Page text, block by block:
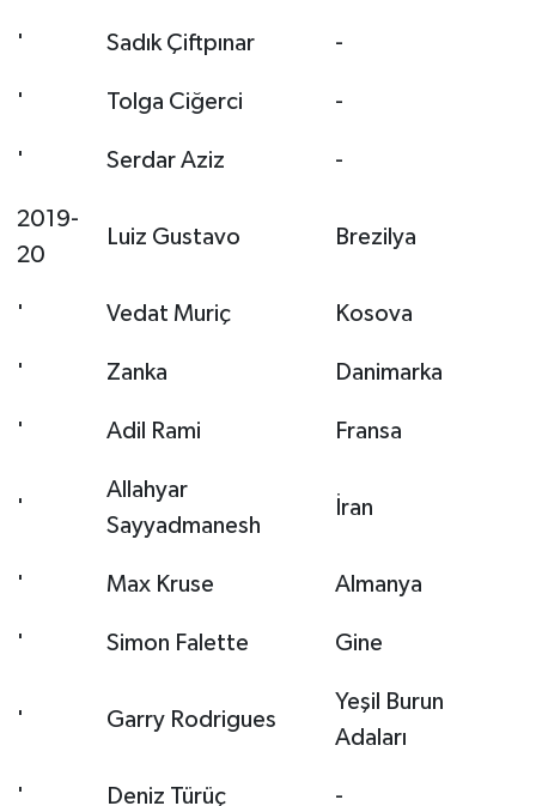
' Sadık Çiftpınar -
' Tolga Ciğerci -
' Serdar Aziz -
2019-
20
Luiz Gustavo Brezilya
' Vedat Muriç Kosova
' Zanka Danimarka
' Adil Rami Fransa
'
Allahyar
Sayyadmanesh
İran
' Max Kruse Almanya
' Simon Falette Gine
' Garry Rodrigues
Yeşil Burun
Adaları
' Deniz Türüç -